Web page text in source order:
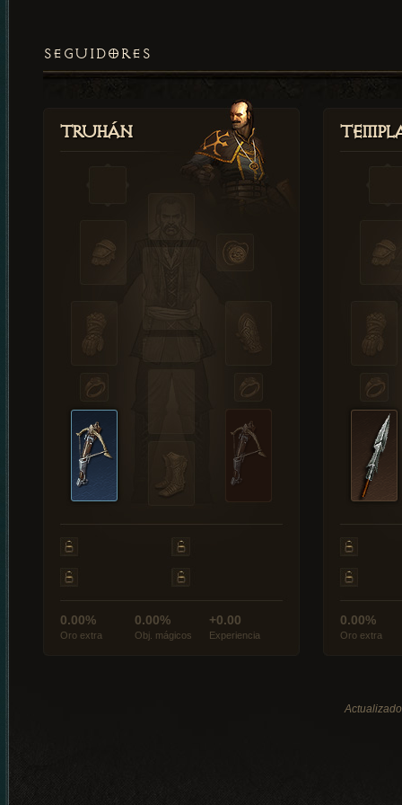
SEGUIDORES
Truhán
0.00%
Oro extra
0.00%
Obj. mágicos
+0.00
Experiencia
0.00%
Oro extra